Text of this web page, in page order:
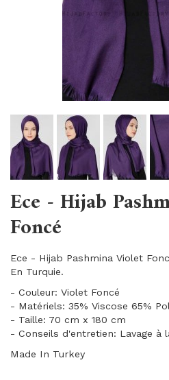
Ece - Hijab
Foncé
Ece - Hijab Pashmina Violet
En Turquie.
- Couleur: Violet Foncé
- Matériels: 35% Viscose 65%
- Taille: 70 cm x 180 cm
- Conseils d'entretien: Lavage à
Made In Turkey